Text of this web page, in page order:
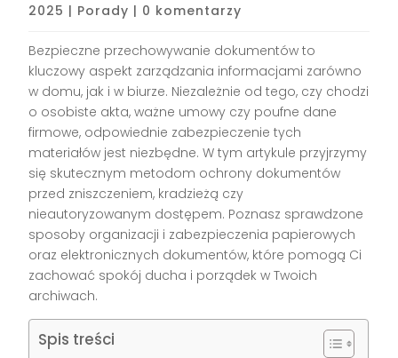
2025 | Porady | 0 komentarzy
Bezpieczne przechowywanie dokumentów to
kluczowy aspekt zarządzania informacjami zarówno
w domu, jak i w biurze. Niezależnie od tego, czy chodzi
o osobiste akta, ważne umowy czy poufne dane
firmowe, odpowiednie zabezpieczenie tych
materiałów jest niezbędne. W tym artykule przyjrzymy
się skutecznym metodom ochrony dokumentów
przed zniszczeniem, kradzieżą czy
nieautoryzowanym dostępem. Poznasz sprawdzone
sposoby organizacji i zabezpieczenia papierowych
oraz elektronicznych dokumentów, które pomogą Ci
zachować spokój ducha i porządek w Twoich
archiwach.
Spis treści